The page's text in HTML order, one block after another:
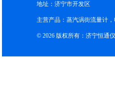
地址：济宁市开发区
主营产品：蒸汽涡街流量计
© 2026 版权所有：济宁恒通